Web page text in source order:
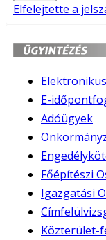
Elfelejtette a
E-
Adóügyek
Főépítészi
Igazgatási
Közterület-